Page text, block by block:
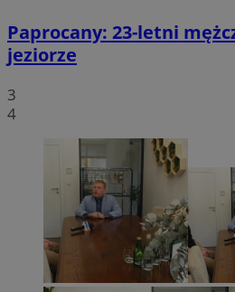
Paprocany: 23-letni
jeziorze
3
4